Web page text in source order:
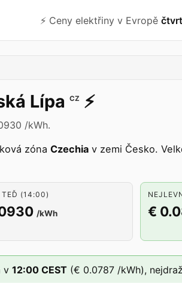
⚡️ Ceny elektřiny v Evropě
Lípa CZ ⚡️
/kWh.
zóna Czechia v zemi Česko.
TEĎ (14:00)
/kWh €
v 12:00 CEST (€ 0.0787 /kWh),